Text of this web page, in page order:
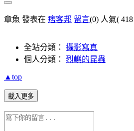
章魚 發表在 痞客邦 留言(0) 人氣( 418
全站分類： 攝影寫真
個人分類： 烈嶼的昆蟲
▲top
載入更多